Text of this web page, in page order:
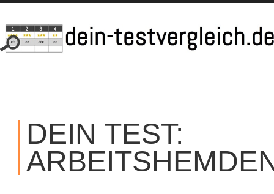
SKIP
CONTENT
DEIN TEST: